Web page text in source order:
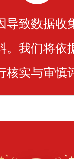
导致数据收
。我们将依
核实与审慎